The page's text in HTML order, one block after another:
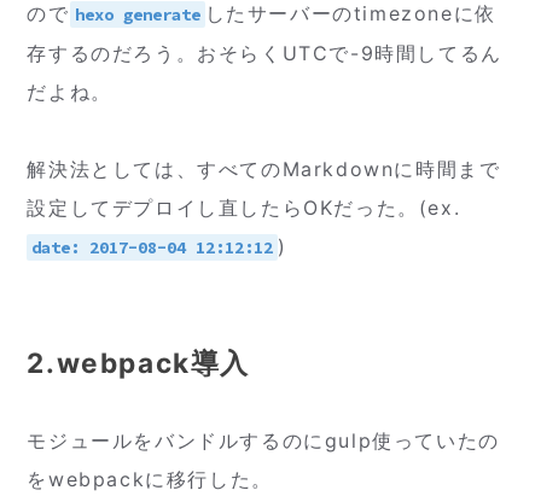
ので hexo generate したサーバーのtimezoneに依
存するのだろう。おそらくUTCで-9時間してるん
だよね。
解決法としては、すべてのMarkdownに時間まで
設定してデプロイし直したらOKだった。(ex.
date: 2017-08-04 12:12:12 )
2.webpack導入
モジュールをバンドルするのにgulp使っていたの
をwebpackに移行した。